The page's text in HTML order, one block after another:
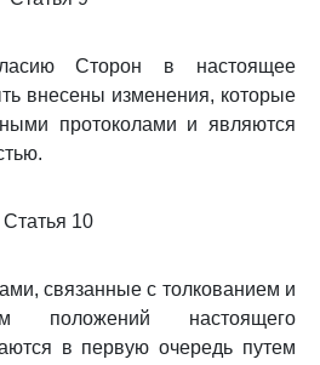
Сторон в настоящее
внесены изменения, которые
протоколами и являются
Статья 10
связанные с толкованием и
положений настоящего
в первую очередь путем